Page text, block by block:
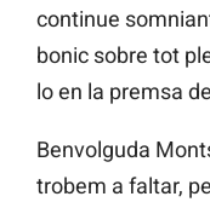
continue
bonic sobre tot
lo en la premsa
Benvolguda
trobem a faltar,